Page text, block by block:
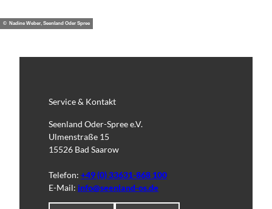
© Nadine Weber, Seenland Oder Spree
Service & Kontakt
Seenland Oder-Spree e.V.
Ulmenstraße 15
15526 Bad Saarow
Telefon: +49 (0) 33631-868 100
E-Mail: info@seenland-os.de